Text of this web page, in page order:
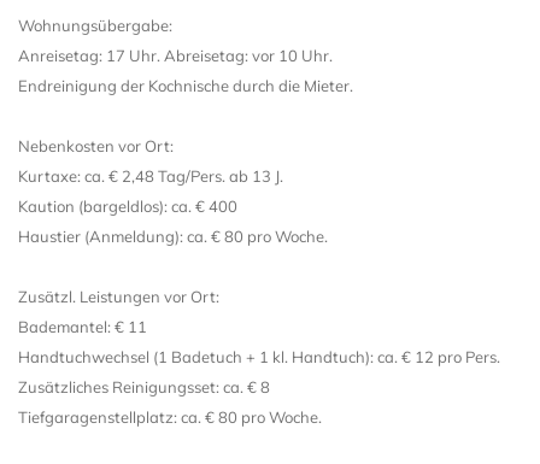
Wohnungsübergabe:
Anreisetag: 17 Uhr. Abreisetag: vor 10 Uhr.
Endreinigung der Kochnische durch die Mieter.
Nebenkosten vor Ort:
Kurtaxe: ca. € 2,48 Tag/Pers. ab 13 J.
Kaution (bargeldlos): ca. € 400
Haustier (Anmeldung): ca. € 80 pro Woche.
Zusätzl. Leistungen vor Ort:
Bademantel: € 11
Handtuchwechsel (1 Badetuch + 1 kl. Handtuch): ca. € 12 pro Pers.
Zusätzliches Reinigungsset: ca. € 8
Tiefgaragenstellplatz: ca. € 80 pro Woche.